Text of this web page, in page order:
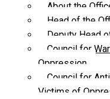
About the
Head of the
Deputy Head
Council for
Oppression
Council for
Victims of